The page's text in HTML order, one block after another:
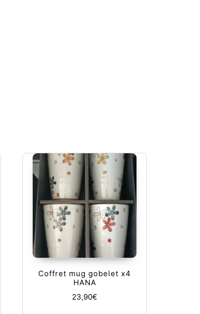
Coffret mug gobelet x4
HANA
23,90€